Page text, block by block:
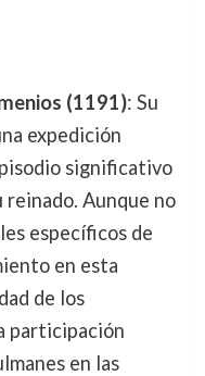
(1191): Su
expedición
significativo
reinado. Aunque no
específicos de
en esta
de los
participación
en las